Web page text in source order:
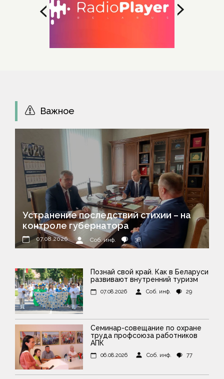
Важное
Устранение последствий стихии – на
контроле губернатора
07.08.2026 Соб. инф. 38
Познай свой край. Как в Беларуси
развивают внутренний туризм
07.08.2026 Соб. инф. 29
Семинар-совещание по охране
труда профсоюза работников
АПК
06.08.2026 Соб. инф. 77